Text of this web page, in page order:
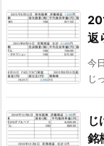
返
今
じ
じ
銘